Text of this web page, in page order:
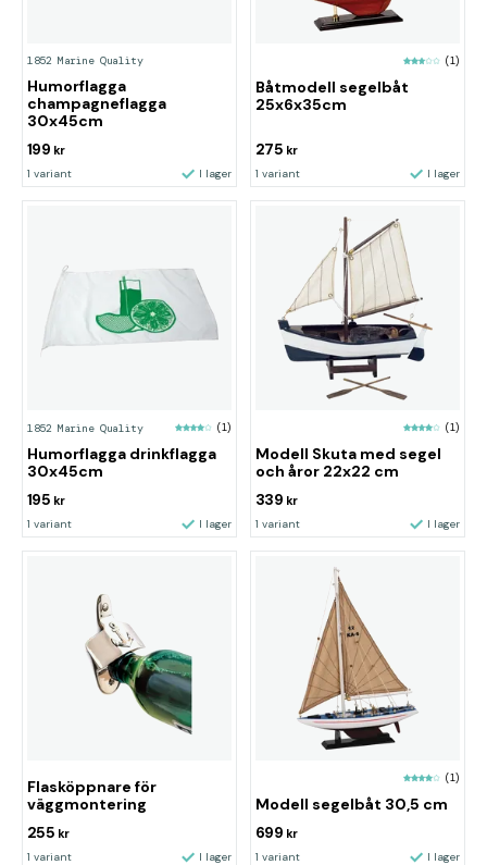
1852 Marine Quality
Humorflagga
champagneflagga
30x45cm
199 kr
1 variant I lager
(1)
Båtmodell segelbåt
25x6x35cm
275 kr
1 variant I lager
1852 Marine Quality (1)
Humorflagga drinkflagga
30x45cm
195 kr
1 variant I lager
(1)
Modell Skuta med segel
och åror 22x22 cm
339 kr
1 variant I lager
Flasköppnare för
väggmontering
255 kr
1 variant I lager
(1)
Modell segelbåt 30,5 cm
699 kr
1 variant I lager